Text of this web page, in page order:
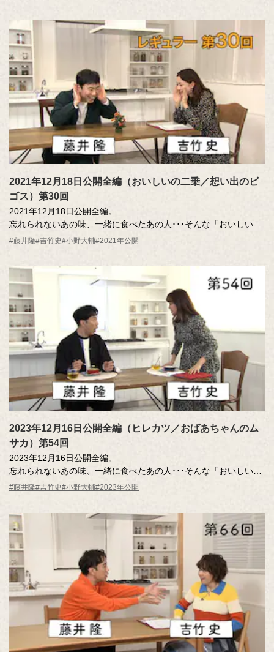
MC ：藤井隆 進行：吉竹史
ナレーター：小野大輔（声優）
2021年12月18日公開全編（おいしいの二乗／想い出のビ
ゴス）第30回
2021年12月18日公開全編。
忘れられないあの味、一緒に食べたあの人･･･そんな「おいしい記
憶」のエッセーを読んだ調査員が、記憶さん（エッセー作者）と
MC ：藤井隆 進行：吉竹史
ナレーター：小野大輔（声優）
#藤井隆#吉竹史#小野大輔#2021年公開
2023年12月16日公開全編（ヒレカツ／おばあちゃんのム
サカ）第54回
2023年12月16日公開全編。
忘れられないあの味、一緒に食べたあの人･･･そんな「おいしい記
憶」のエッセーを読んだ調査員が、記憶さん（エッセー作者）と
MC ：藤井隆 進行：吉竹史
ナレーター：小野大輔（声優）
#藤井隆#吉竹史#小野大輔#2023年公開